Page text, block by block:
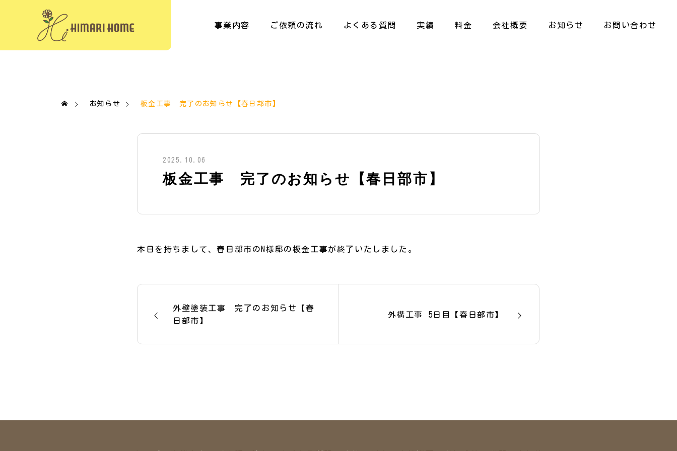
事業内容 ご依頼の流れ よくある質問 実績 料金 会社概要 お知らせ お問い合わせ
お知らせ 板金工事 完了のお知らせ【春日部市】
2025.10.06
板金工事 完了のお知らせ【春日部市】
本日を持ちまして、春日部市のN様邸の板金工事が終了いたしました。
外壁塗装工事 完了のお知らせ【春
日部市】
外構工事 5日目【春日部市】